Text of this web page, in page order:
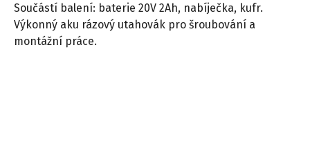
Součástí balení: baterie 20V 2Ah, nabíječka, kufr.
Výkonný aku rázový utahovák pro šroubování a
montážní práce.